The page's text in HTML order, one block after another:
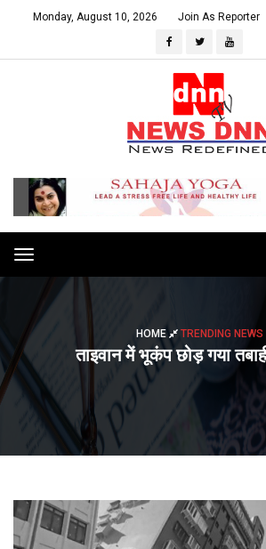
Monday, August 10, 2026 Join As Reporter
Toggle
navigation
HOME TRENDING NEWS
ताइवान में भूकंप छोड़ गया